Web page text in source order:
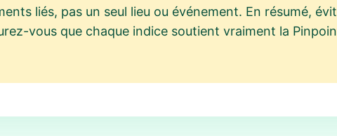
liés, pas un seul lieu ou événement. En résumé,
vous que chaque indice soutient vraiment la